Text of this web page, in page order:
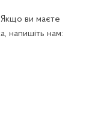
ви маєте
напишіть нам: